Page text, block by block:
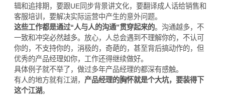
辑和追排期，要跟UE同步背景讲文化，要翻译成人话给销售和
客服培训，要解决实际运营中产生的意外问题。
这些工作都是通过“人与人的沟通”贯穿起来的。沟通越多，不
一致和冲突必然越多。放心，人总会遇到不理解你的，不认可
你的，不支持你的，消极的，奇葩的，甚至背后搞动作的，但
优秀的产品经理如你，工作还得继续做好。
具体例子就不举了，做过多年产品经理的都深有感触。
有人的地方就有江湖， 产品经理的胸怀就是个大坑，要装得下
这个江湖。